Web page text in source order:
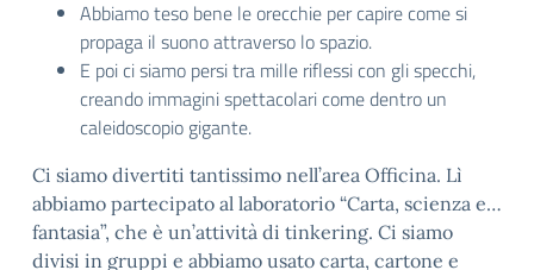
Abbiamo teso bene le orecchie per capire come si
propaga il suono attraverso lo spazio.
E poi ci siamo persi tra mille riflessi con gli specchi,
creando immagini spettacolari come dentro un
caleidoscopio gigante.
Ci siamo divertiti tantissimo nell’area Officina. Lì
abbiamo partecipato al laboratorio “Carta, scienza e…
fantasia”, che è un’attività di tinkering. Ci siamo
divisi in gruppi e abbiamo usato carta, cartone e